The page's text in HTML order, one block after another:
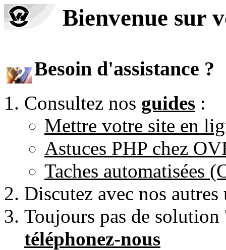
Bienvenue sur
Besoin d'assistance ?
Consultez nos guides :
Mettre votre site en
Astuces PHP chez
Taches automatisées
Discutez avec nos
Toujours pas de
téléphonez-nous